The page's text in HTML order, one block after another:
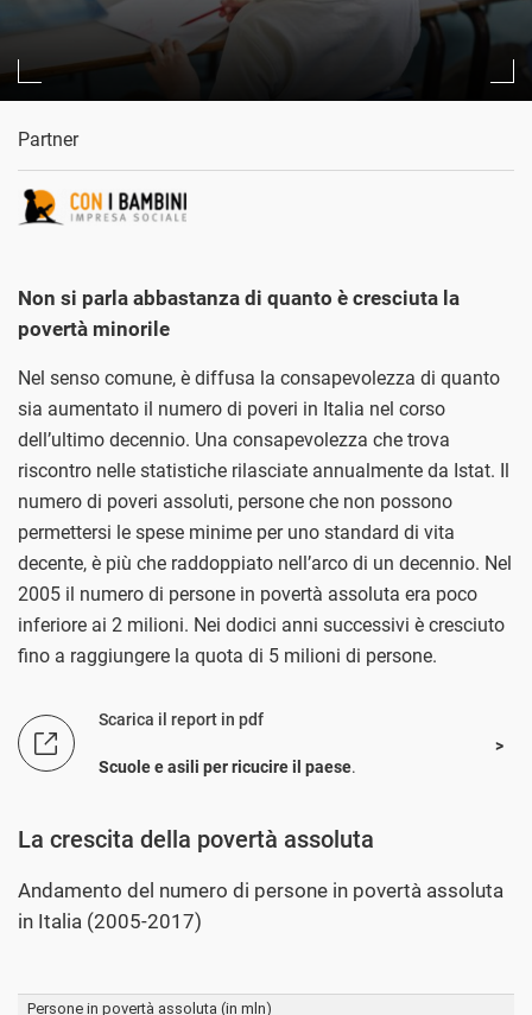
Partner
Non si parla abbastanza di quanto è cresciuta la
povertà minorile
Nel senso comune, è diffusa la consapevolezza di quanto
sia aumentato il numero di poveri in Italia nel corso
dell’ultimo decennio. Una consapevolezza che trova
riscontro nelle statistiche rilasciate annualmente da Istat. Il
numero di poveri assoluti, persone che non possono
permettersi le spese minime per uno standard di vita
decente, è più che raddoppiato nell’arco di un decennio. Nel
2005 il numero di persone in povertà assoluta era poco
inferiore ai 2 milioni. Nei dodici anni successivi è cresciuto
fino a raggiungere la quota di 5 milioni di persone.
Scarica il report in pdf
Scuole e asili per ricucire il paese.
La crescita della povertà assoluta
Andamento del numero di persone in povertà assoluta
in Italia (2005-2017)